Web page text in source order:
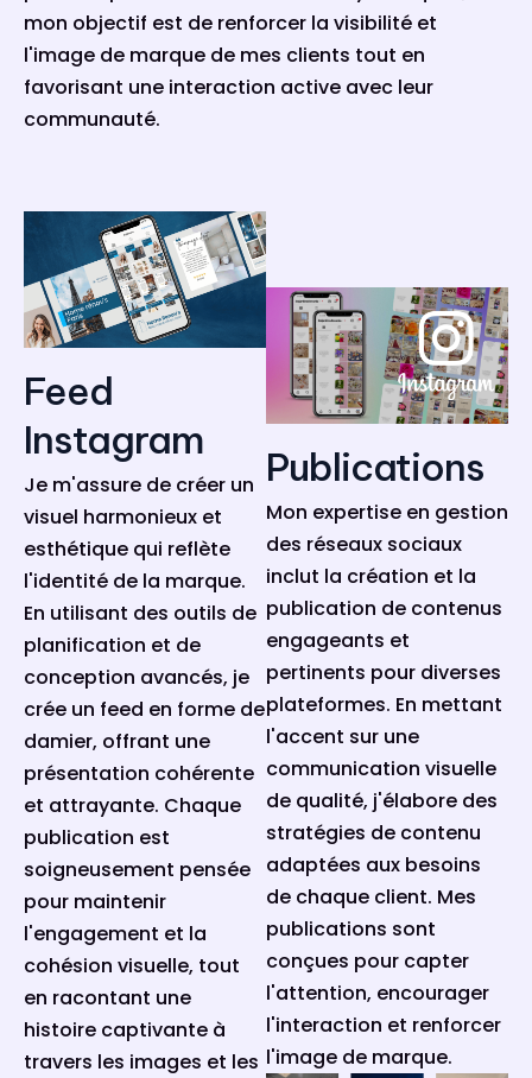
mon objectif est de renforcer la visibilité et
l'image de marque de mes clients tout en
favorisant une interaction active avec leur
communauté.
Feed
Instagram
Je m'assure de créer un
visuel harmonieux et
esthétique qui reflète
l'identité de la marque.
En utilisant des outils de
planification et de
conception avancés, je
crée un feed en forme de
damier, offrant une
présentation cohérente
et attrayante. Chaque
publication est
soigneusement pensée
pour maintenir
l'engagement et la
cohésion visuelle, tout
en racontant une
histoire captivante à
travers les images et les
Publications
Mon expertise en gestion
des réseaux sociaux
inclut la création et la
publication de contenus
engageants et
pertinents pour diverses
plateformes. En mettant
l'accent sur une
communication visuelle
de qualité, j'élabore des
stratégies de contenu
adaptées aux besoins
de chaque client. Mes
publications sont
conçues pour capter
l'attention, encourager
l'interaction et renforcer
l'image de marque.